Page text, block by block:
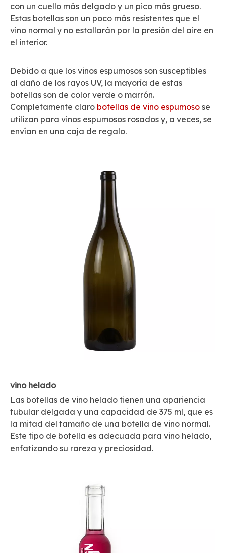
con un cuello más delgado y un pico más grueso.
Estas botellas son un poco más resistentes que el
vino normal y no estallarán por la presión del aire en
el interior.
Debido a que los vinos espumosos son susceptibles
al daño de los rayos UV, la mayoría de estas
botellas son de color verde o marrón.
Completamente claro botellas de vino espumoso se
utilizan para vinos espumosos rosados ​​y, a veces, se
envían en una caja de regalo.
vino helado
Las botellas de vino helado tienen una apariencia
tubular delgada y una capacidad de 375 ml, que es
la mitad del tamaño de una botella de vino normal.
Este tipo de botella es adecuada para vino helado,
enfatizando su rareza y preciosidad.